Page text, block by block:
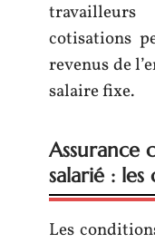
cotisations
revenus de
salaire fixe.
Assurance
salarié : les
Les